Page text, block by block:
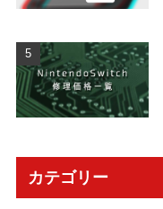
カテゴリー